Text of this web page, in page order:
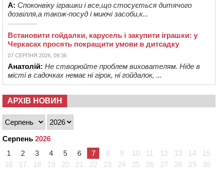
А: Споконвіку іграшки і все,що стосується дитячого
дозвілля,а також-посуд і миючі засоби,к...
Встановити гойдалки, карусель і закупити іграшки: у
Черкасах просять покращити умови в дитсадку
07 СЕРПНЯ 2026, 09:36
Анатолій: Не створюйте проблем вихователям. Ніде в
місті в садочках немає ні гірок, ні гойдалок, ...
АРХІВ НОВИН
Серпень 2026
1
2 3 4 5 6 7 8 9 10 11 12 13 14
15
16
17 18 19 20 21 22 23 24 25 26 27 28 29
30